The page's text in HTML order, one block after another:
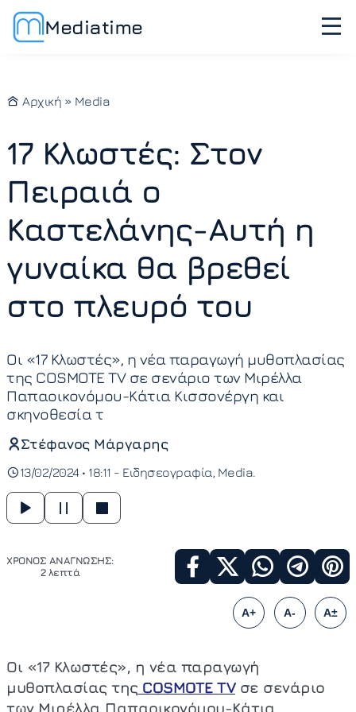
Mediatime
Αρχική » Media
17 Κλωστές: Στον
Πειραιά ο
Καστελάνης-Αυτή η
γυναίκα θα βρεθεί
στο πλευρό του
Οι «17 Κλωστές», η νέα παραγωγή μυθοπλασίας
της COSMOTE TV σε σενάριο των Μιρέλλα
Παπαοικονόμου-Κάτια Κισσονέργη και
σκηνοθεσία τ
Στέφανος Μάργαρης
13/02/2024 • 18:11 - Ειδησεογραφία Media
ΧΡΟΝΟΣ ΑΝΑΓΝΩΣΗΣ:
2 λεπτά
A+ A- A±
Οι «17 Κλωστές», η νέα παραγωγή
μυθοπλασίας της COSMOTE TVσε σενάριο
των Μιρέλλα Παπαοικονόμου-Κάτια